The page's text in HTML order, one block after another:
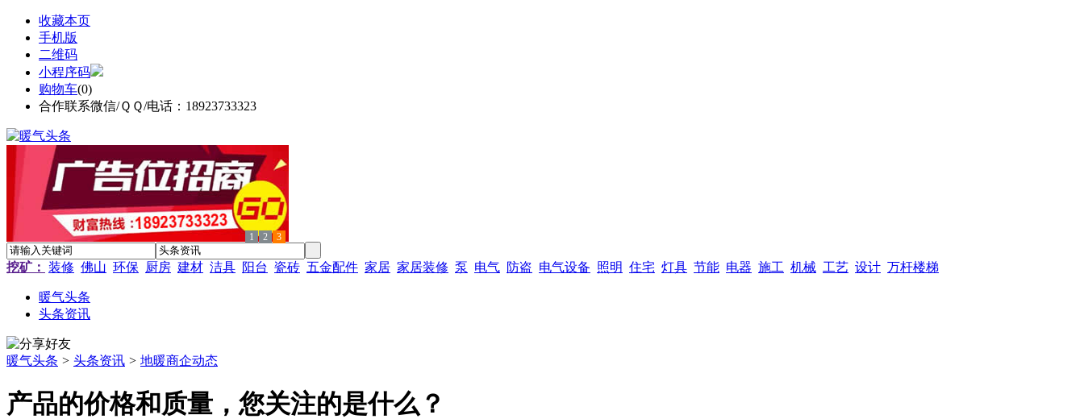
收藏本页
手机版
二维码
小程序码
购物车(0)
合作联系微信/ＱＱ/电话：18923733323
1 2 3
挖矿： 装修 佛山 环保 厨房 建材 洁具 阳台 瓷砖 五金配件 家居 家居装修 泵 电气 防盗 电气设备 照明 住宅 灯具 节能 电器 施工 机械 工艺 设计 万杆楼梯
暖气头条
头条资讯
暖气头条 > 头条资讯 > 地暖商企动态
产品的价格和质量，您关注的是什么？